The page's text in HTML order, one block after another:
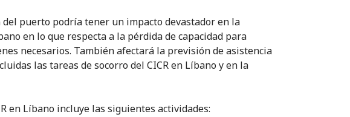
del puerto podría tener un impacto devastador en la
en lo que respecta a la pérdida de capacidad para
necesarios. También afectará la previsión de asistencia
las tareas de socorro del CICR en Líbano y en la
en Líbano incluye las siguientes actividades: